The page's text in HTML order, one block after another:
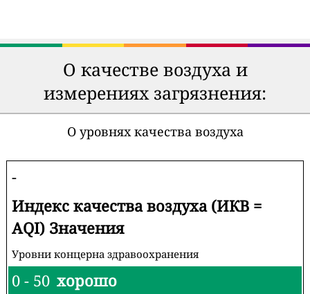
О качестве воздуха и
измерениях загрязнения:
О уровнях качества воздуха
-
Индекс качества воздуха (ИКВ =
AQI) Значения
Уровни концерна здравоохранения
0 - 50 хорошо